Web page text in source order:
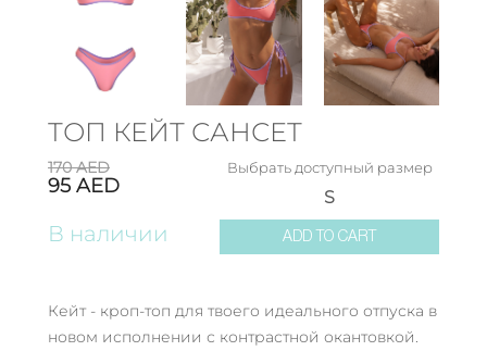
ТОП КЕЙТ САНСЕТ
170AED
95 AED
В наличии
Выбрать доступный размер
S
ADD TO CART
Кейт - кроп-топ для твоего идеального отпуска в
новом исполнении с контрастной окантовкой.